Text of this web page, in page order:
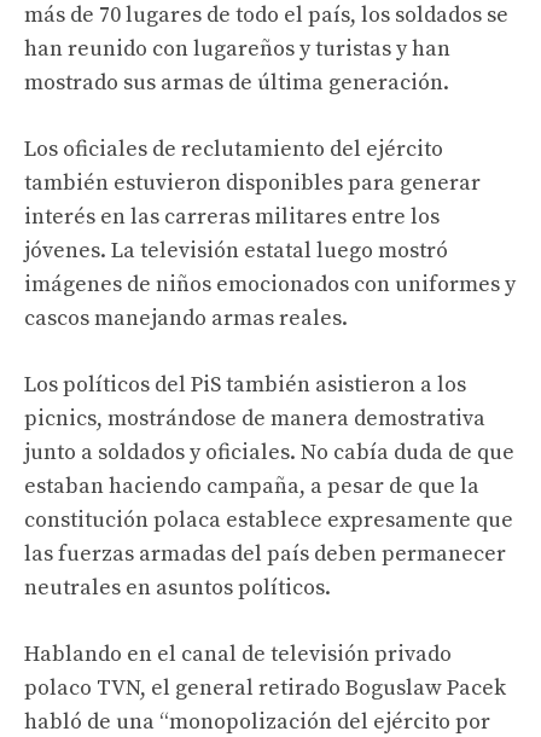
más de 70 lugares de todo el país, los soldados se
han reunido con lugareños y turistas y han
mostrado sus armas de última generación.
Los oficiales de reclutamiento del ejército
también estuvieron disponibles para generar
interés en las carreras militares entre los
jóvenes. La televisión estatal luego mostró
imágenes de niños emocionados con uniformes y
cascos manejando armas reales.
Los políticos del PiS también asistieron a los
picnics, mostrándose de manera demostrativa
junto a soldados y oficiales. No cabía duda de que
estaban haciendo campaña, a pesar de que la
constitución polaca establece expresamente que
las fuerzas armadas del país deben permanecer
neutrales en asuntos políticos.
Hablando en el canal de televisión privado
polaco TVN, el general retirado Boguslaw Pacek
habló de una “monopolización del ejército por